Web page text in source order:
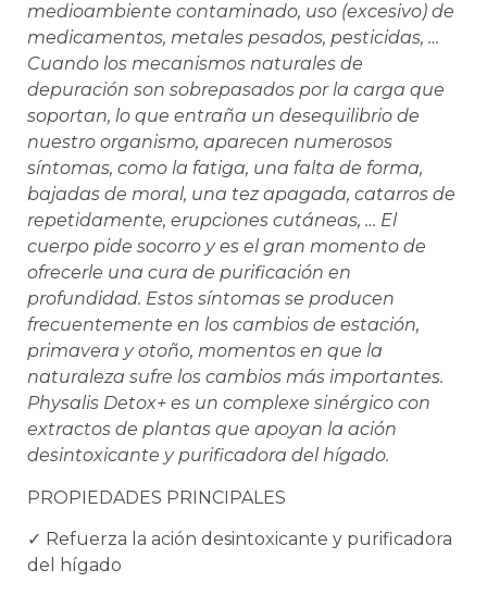
medioambiente contaminado, uso (excesivo) de
medicamentos, metales pesados, pesticidas, …
Cuando los mecanismos naturales de
depuración son sobrepasados por la carga que
soportan, lo que entraña un desequilibrio de
nuestro organismo, aparecen numerosos
síntomas, como la fatiga, una falta de forma,
bajadas de moral, una tez apagada, catarros de
repetidamente, erupciones cutáneas, … El
cuerpo pide socorro y es el gran momento de
ofrecerle una cura de purificación en
profundidad. Estos síntomas se producen
frecuentemente en los cambios de estación,
primavera y otoño, momentos en que la
naturaleza sufre los cambios más importantes.
Physalis Detox+ es un complexe sinérgico con
extractos de plantas que apoyan la ación
desintoxicante y purificadora del hígado.
PROPIEDADES PRINCIPALES
✓ Refuerza la ación desintoxicante y purificadora
del hígado